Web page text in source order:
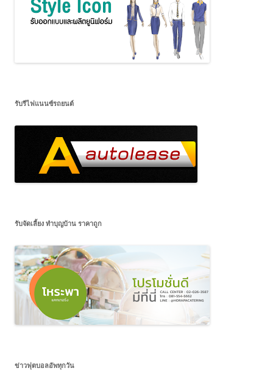
รับรีไฟแนนซ์รถยนต์
รับจัดเลี้ยง ทำบุญบ้าน ราคาถูก
ข่าวฟุตบอลอัพทุกวัน